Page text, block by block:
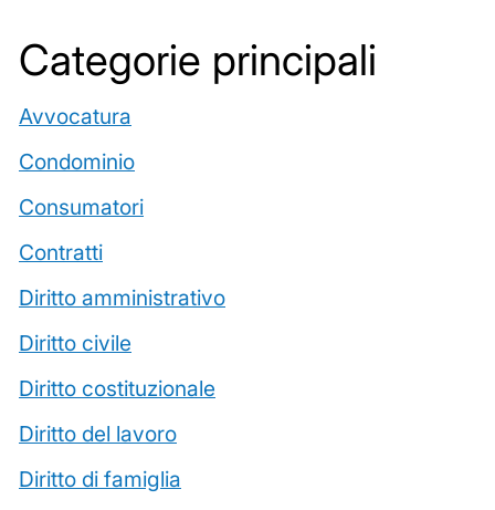
Categorie principali
Avvocatura
Condominio
Consumatori
Contratti
Diritto amministrativo
Diritto civile
Diritto costituzionale
Diritto del lavoro
Diritto di famiglia